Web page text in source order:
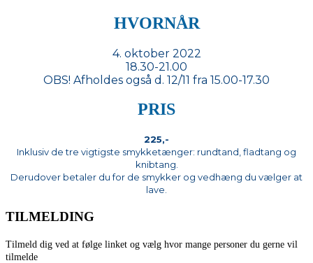
HVORNÅR
4. oktober 2022
18.30-21.00
OBS! Afholdes også d. 12/11 fra 15.00-17.30
PRIS
225,-
Inklusiv de tre vigtigste smykketænger: rundtand, fladtang og
knibtang.
Derudover betaler du for de smykker og vedhæng du vælger at
lave.
TILMELDING
Tilmeld dig ved at følge linket og vælg hvor mange personer du gerne vil
tilmelde